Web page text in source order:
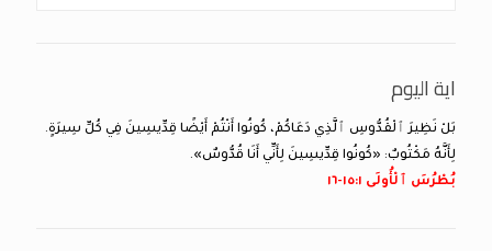
اية اليوم
بَلْ نَظِيرَ ٱلْقُدُّوسِ ٱلَّذِي دَعَاكُمْ، كُونُوا أَنْتُمْ أَيْضًا قِدِّيسِينَ فِي كُلِّ سِيرَةٍ.
لِأَنَّهُ مَكْتُوبٌ: «كُونُوا قِدِّيسِينَ لِأَنِّي أَنَا قُدُّوسٌ».
بُطْرُسَ ٱلْأُولَى ١:‏١٥-‏١٦